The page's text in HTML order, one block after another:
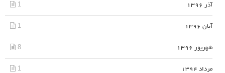
آذر 1396 1
آبان 1396 1
شهریور 1396 8
مرداد 1394 1